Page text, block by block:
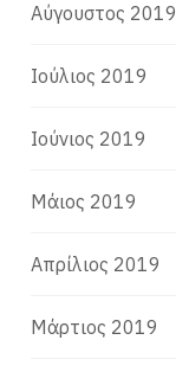
Αύγουστος 2019
Ιούλιος 2019
Ιούνιος 2019
Μάιος 2019
Απρίλιος 2019
Μάρτιος 2019